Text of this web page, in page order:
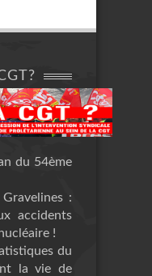
du 54ème
:
accidents
!
du
la vie de